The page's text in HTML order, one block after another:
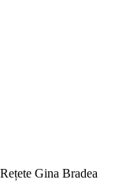
Rețete Gina Bradea